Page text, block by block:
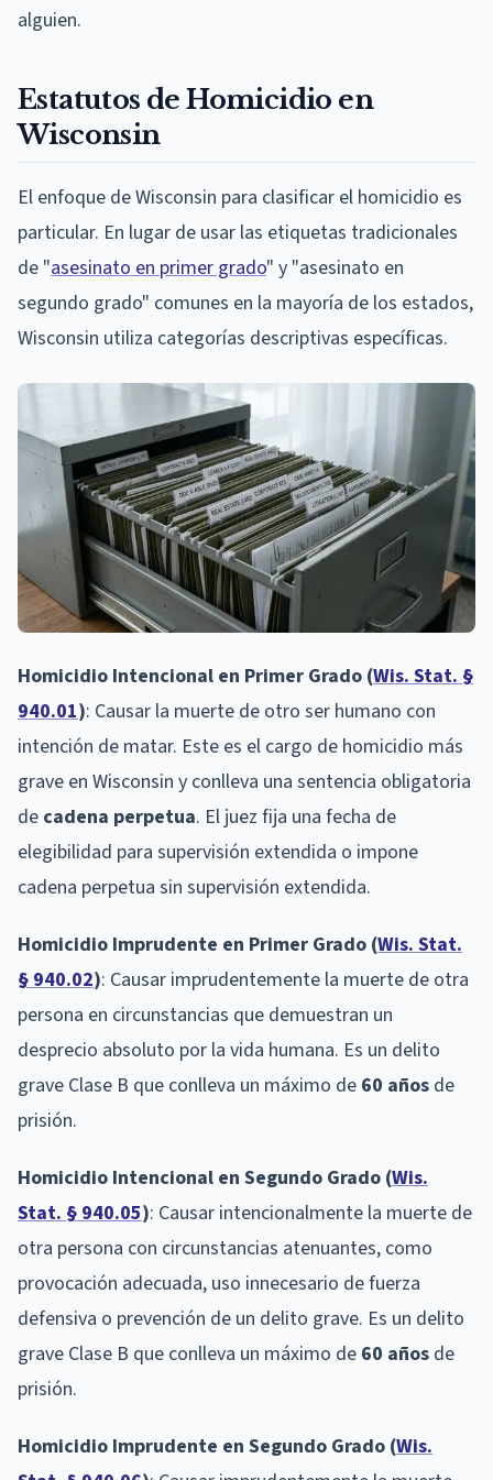
alguien.
Estatutos de Homicidio en
Wisconsin
El enfoque de Wisconsin para clasificar el homicidio es
particular. En lugar de usar las etiquetas tradicionales
de "asesinato en primer grado" y "asesinato en
segundo grado" comunes en la mayoría de los estados,
Wisconsin utiliza categorías descriptivas específicas.
Homicidio Intencional en Primer Grado (Wis. Stat. §
940.01): Causar la muerte de otro ser humano con
intención de matar. Este es el cargo de homicidio más
grave en Wisconsin y conlleva una sentencia obligatoria
de cadena perpetua. El juez fija una fecha de
elegibilidad para supervisión extendida o impone
cadena perpetua sin supervisión extendida.
Homicidio Imprudente en Primer Grado (Wis. Stat.
§ 940.02): Causar imprudentemente la muerte de otra
persona en circunstancias que demuestran un
desprecio absoluto por la vida humana. Es un delito
grave Clase B que conlleva un máximo de 60 años de
prisión.
Homicidio Intencional en Segundo Grado (Wis.
Stat. § 940.05): Causar intencionalmente la muerte de
otra persona con circunstancias atenuantes, como
provocación adecuada, uso innecesario de fuerza
defensiva o prevención de un delito grave. Es un delito
grave Clase B que conlleva un máximo de 60 años de
prisión.
Homicidio Imprudente en Segundo Grado (Wis.